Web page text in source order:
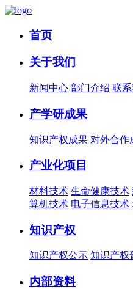
首页
关于我们
新闻中心 部门介绍 联
产学研成果
知识产权成果 对外合作
产业化项目
材料技术 生命健康技术
算机技术 电子信息技术
知识产权
知识产权公示 知识产权
内部资料